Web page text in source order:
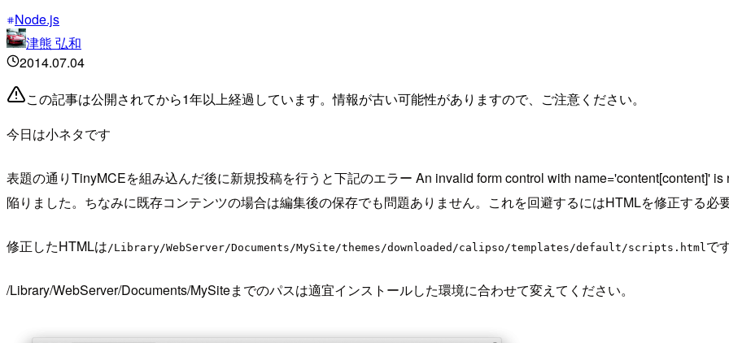
Node.js
津熊 弘和
2014.07.04
この記事は公開されてから1年以上経過しています。情報が古い可能性がありますので、ご注意ください。
今日は小ネタです
表題の通りTinyMCEを組み込んだ後に新規投稿を行うと下記のエラー An invalid form control with name='content[content]' is
陥りました。ちなみに既存コンテンツの場合は編集後の保存でも問題ありません。これを回避するにはHTMLを修正する必
修正したHTMLは/Library/WebServer/Documents/MySite/themes/downloaded/calipso/templates/default/scripts.htmlで
/Library/WebServer/Documents/MySiteまでのパスは適宜インストールした環境に合わせて変えてください。